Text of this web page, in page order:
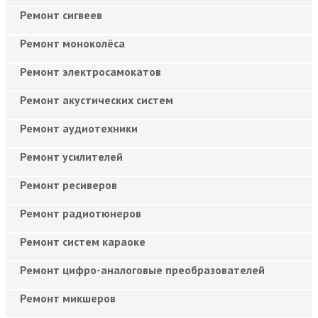
Ремонт сигвеев
Ремонт моноколёса
Ремонт электросамокатов
Ремонт акустических систем
Ремонт аудиотехники
Ремонт усилителей
Ремонт ресиверов
Ремонт радиотюнеров
Ремонт систем караоке
Ремонт цифро-аналоговые преобразователей
Ремонт микшеров